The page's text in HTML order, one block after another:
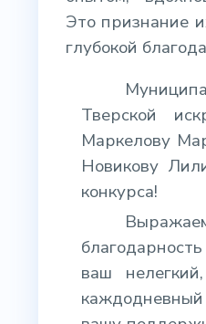
Это признание
глубокой
Тверской
Маркелову
Новикову
конкурса!
ваш